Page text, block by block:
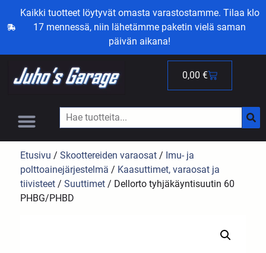
Kaikki tuotteet löytyvät omasta varastostamme. Tilaa klo
17 mennessä, niin lähetämme paketin vielä saman
päivän aikana!
0,00 €
Etusivu /Skoottereiden varaosat / Imu- ja
polttoainejärjestelmä / Kaasuttimet, varaosat ja
tiivisteet /Suuttimet / Dellorto tyhjäkäyntisuutin 60
PHBG/PHBD